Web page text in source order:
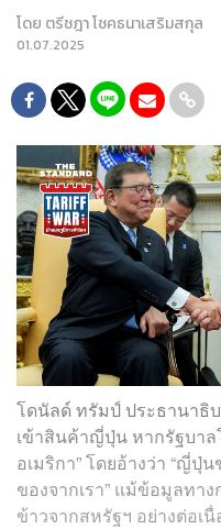
โดย ตรีชฎา โชคธนาเสริมสกุล
01.07.2025
โดนัลด์ ทรัมป์ ประธานาธิ
เข้าสินค้าญี่ปุ่น หากรัฐบาล
อเมริกา” โดยอ้างว่า “ญี่
ของจากเรา” แม้ข้อมูลทา
ข้าวจากสหรัฐฯ อย่างต่อเนื่